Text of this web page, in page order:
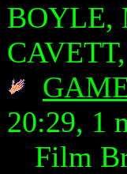
BOYLE,
20:29, 1
Film